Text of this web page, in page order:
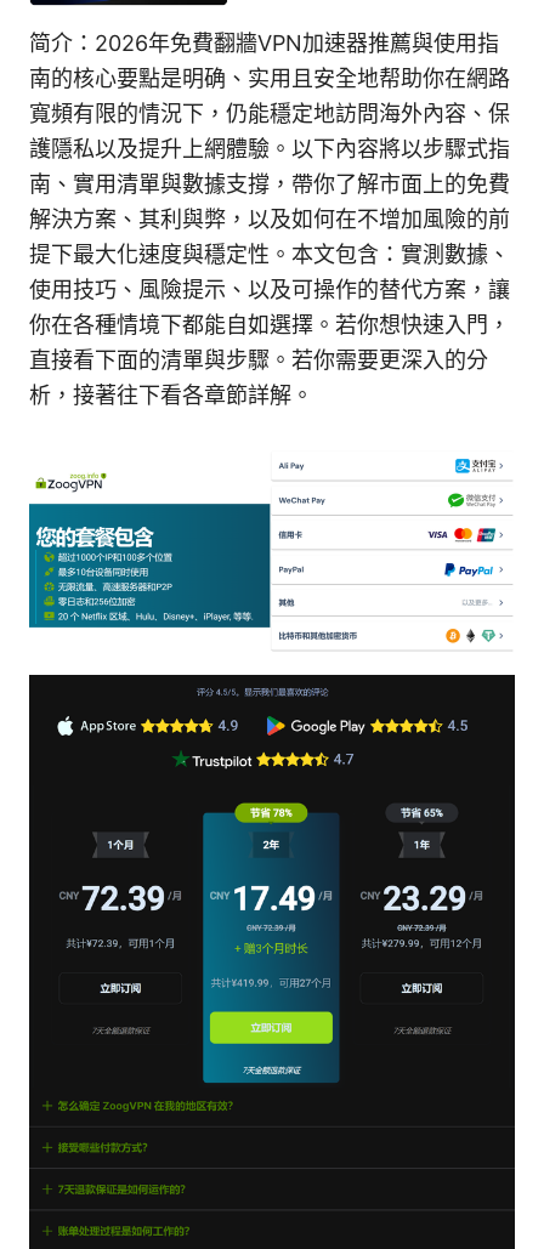
简介：2026年免費翻牆VPN加速器推薦與使用指
南的核心要點是明确、实用且安全地帮助你在網路
寬頻有限的情況下，仍能穩定地訪問海外內容、保
護隱私以及提升上網體驗。以下內容將以步驟式指
南、實用清單與數據支撐，帶你了解市面上的免費
解決方案、其利與弊，以及如何在不增加風險的前
提下最大化速度與穩定性。本文包含：實測數據、
使用技巧、風險提示、以及可操作的替代方案，讓
你在各種情境下都能自如選擇。若你想快速入門，
直接看下面的清單與步驟。若你需要更深入的分
析，接著往下看各章節詳解。